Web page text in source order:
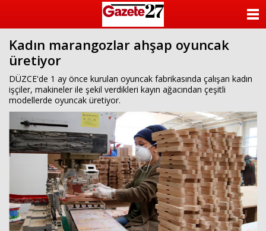
Kadın marangozlar ahşap oyuncak
üretiyor
DÜZCE'de 1 ay önce kurulan oyuncak fabrikasında çalışan kadın
işçiler, makineler ile şekil verdikleri kayın ağacından çeşitli
modellerde oyuncak üretiyor.
KATEGORİLER
FOTO GALERİ
VİDEO GALERİ
KÜNYE
İLETİŞİM